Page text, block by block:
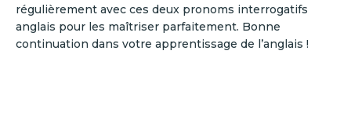
régulièrement avec ces deux pronoms interrogatifs
anglais pour les maîtriser parfaitement. Bonne
continuation dans votre apprentissage de l’anglais !